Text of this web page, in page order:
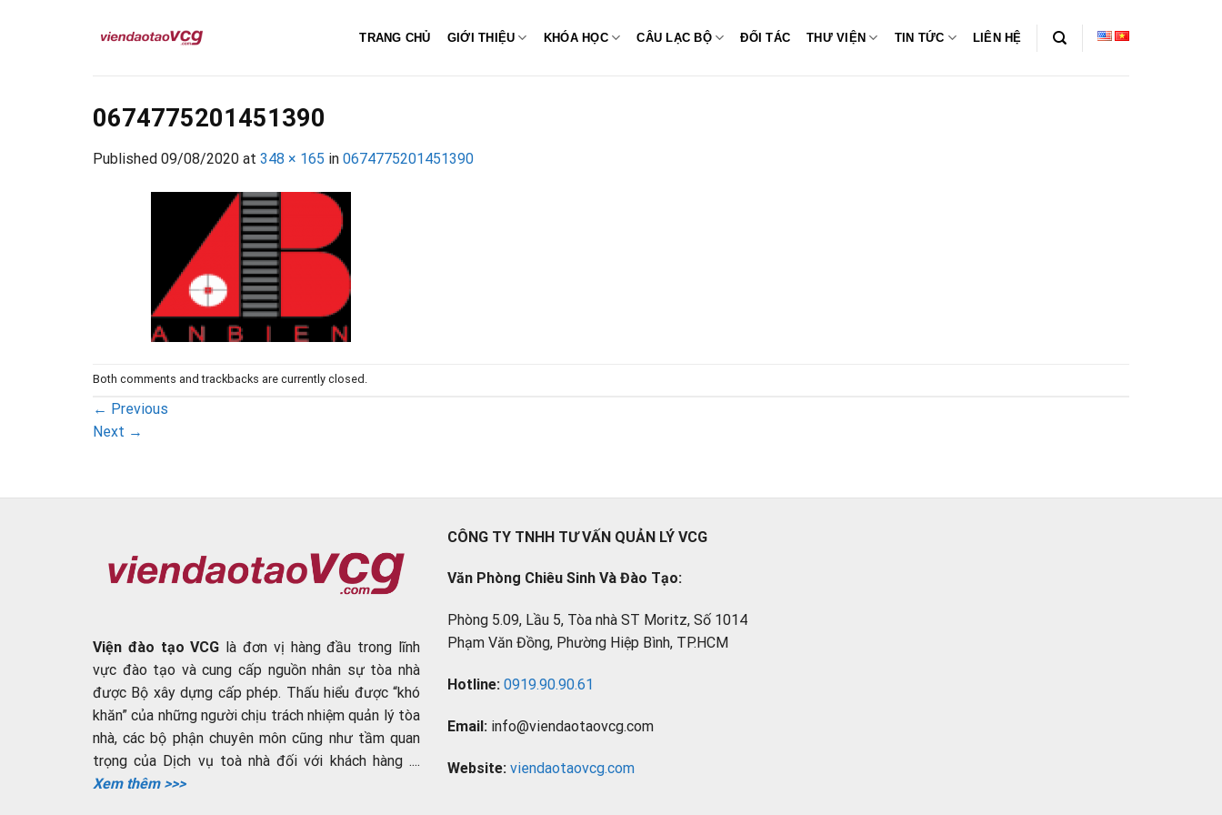
TRANG CHỦ GIỚI THIỆU KHÓA HỌC CÂU LẠC BỘ ĐỐI TÁC THƯ VIỆN TIN TỨC LIÊN HỆ
0674775201451390
Published 09/08/2020 at 348 × 165 in 0674775201451390
Both comments and trackbacks are currently closed.
← Previous
Next →
Viện đào tạo VCG là đơn vị hàng đầu trong lĩnh
vực đào tạo và cung cấp nguồn nhân sự tòa nhà
được Bộ xây dựng cấp phép. Thấu hiểu được “khó
khăn” của những người chịu trách nhiệm quản lý tòa
nhà, các bộ phận chuyên môn cũng như tầm quan
trọng của Dịch vụ toà nhà đối với khách hàng ....
Xem thêm >>>
CÔNG TY TNHH TƯ VẤN QUẢN LÝ VCG
Văn Phòng Chiêu Sinh Và Đào Tạo:
Phòng 5.09, Lầu 5, Tòa nhà ST Moritz, Số 1014
Phạm Văn Đồng, Phường Hiệp Bình, TP.HCM
Hotline: 0919.90.90.61
Email: info@viendaotaovcg.com
Website: viendaotaovcg.com